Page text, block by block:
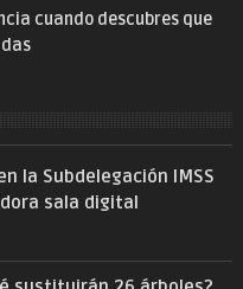
cuando descubres que
la Subdelegación IMSS
sala digital